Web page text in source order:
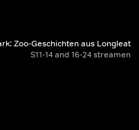
Zoo-Geschichten aus Longleat
S11-14 and 16-24 streamen